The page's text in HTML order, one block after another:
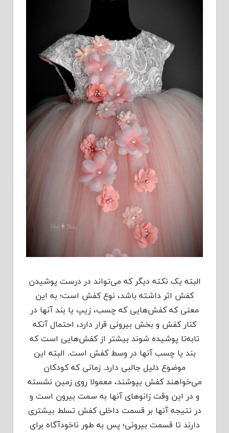
البته یک نکته دیگر که می‌تواند در درست پوشیدن
کفش اثر داشته باشد، نوع کفش است؛ به این
معنی که کفش‌هایی که چسب، زیپ یا بند آنها در
کنار کفش و بخش بیرونی قرار دارد، احتمال آنکه
تابه‌تا پوشیده شوند بیشتر از کفش‌هایی است که
بند یا چسب آنها در وسط کفش است. البته این
موضوع دلیل جالبی دارد. زمانی که کودکان
می‌خواهند کفش بپوشند، معمولا روی زمین نشسته
و در این وقت زانوهای آنها به سمت بیرون است و
در نتیجه آنها بر قسمت داخلی کفش تسلط بیشتری
دارند تا قسمت بیرونی؛ پس به طور ناخودآگاه برای